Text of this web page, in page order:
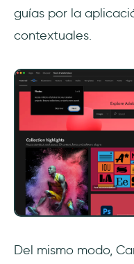
guías por la
contextuales.
Del mismo modo,